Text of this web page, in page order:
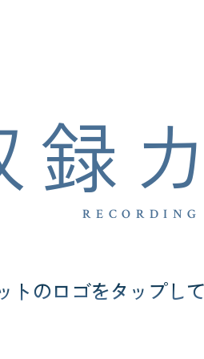
録
RECORDING
トのロゴをタップし